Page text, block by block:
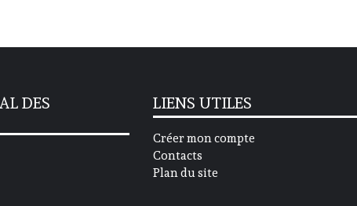
DES
LIENS UTILES
Créer mon compte
Contacts
Plan du site